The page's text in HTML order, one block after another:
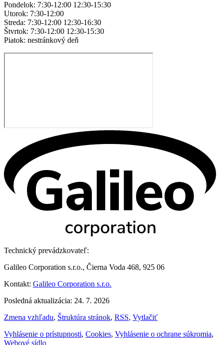
Pondelok: 7:30-12:00 12:30-15:30
Utorok: 7:30-12:00
Streda: 7:30-12:00 12:30-16:30
Štvrtok: 7:30-12:00 12:30-15:30
Piatok: nestránkový deň
Technický prevádzkovateľ:
Galileo Corporation s.r.o., Čierna Voda 468, 925 06
Kontakt: Galileo Corporation s.r.o.
Posledná aktualizácia: 24. 7. 2026
Zmena vzhľadu, Štruktúra stránok, RSS, Vytlačiť
Vyhlásenie o prístupnosti, Cookies, Vyhlásenie o ochrane súkromia,
Webové sídlo